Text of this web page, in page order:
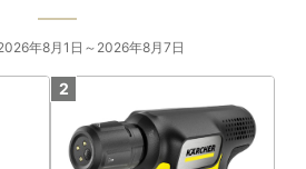
年8月1日～2026年8月7日